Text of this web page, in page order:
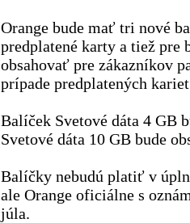
Orange bude mať tri nové
predplatené karty a tiež pre
obsahovať pre zákazníkov
prípade predplatených
Balíček Svetové dáta 4 GB
Svetové dáta 10 GB bude
Balíčky nebudú platiť v
ale Orange oficiálne s
júla.